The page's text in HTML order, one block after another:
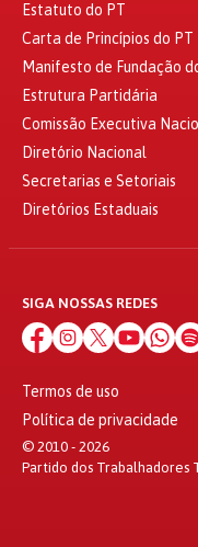
Estatuto do PT
Carta de Princípios do PT
Manifesto de Fundação
Estrutura Partidária
Comissão Executiva
Diretório Nacional
Secretarias e Setoriais
Diretórios Estaduais
SIGA NOSSAS REDES
Termos de uso
Política de privacidade
© 2010 - 2026
Partido dos Trabalhadores